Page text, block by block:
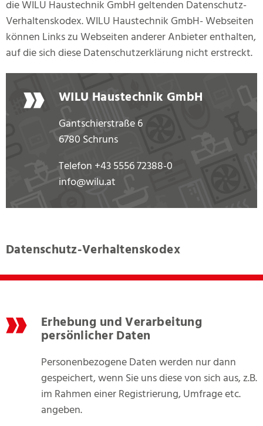
die WILU Haustechnik GmbH geltenden Datenschutz-
Verhaltenskodex. WILU Haustechnik GmbH- Webseiten
können Links zu Webseiten anderer Anbieter enthalten,
auf die sich diese Datenschutzerklärung nicht erstreckt.
WILU Haustechnik GmbH
Gantschierstraße 6
6780 Schruns
Telefon +43 5556 72388-0
info@wilu.at
Datenschutz-Verhaltenskodex
Erhebung und Verarbeitung
persönlicher Daten
Personenbezogene Daten werden nur dann
gespeichert, wenn Sie uns diese von sich aus, z.B.
im Rahmen einer Registrierung, Umfrage etc.
angeben.